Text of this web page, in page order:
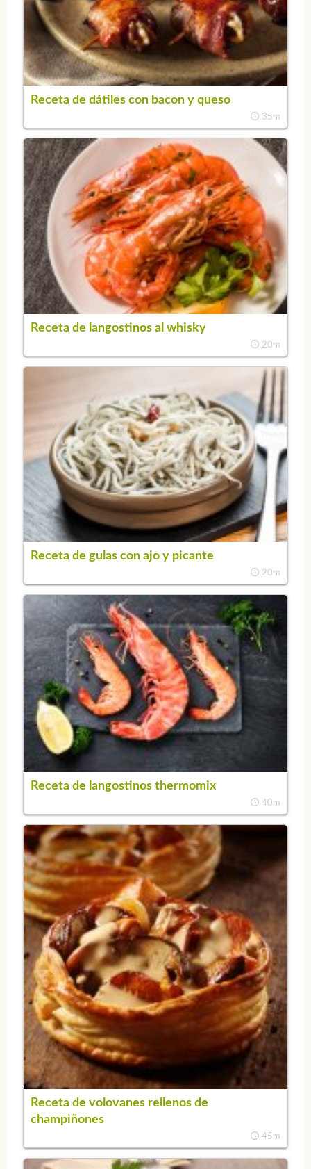
Receta de dátiles con bacon y queso
35m
Receta de langostinos al whisky
20m
Receta de gulas con ajo y picante
20m
Receta de langostinos thermomix
40m
Receta de volovanes rellenos de
champiñones
45m